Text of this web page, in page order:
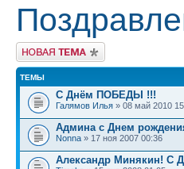
Новая тема
ТЕМЫ
С Днём ПОБЕДЫ !!!
Галямов Илья » 08 май 2010
Админа с Днем
Nonna » 17 ноя 2007 00:36
Александр Минякин! С